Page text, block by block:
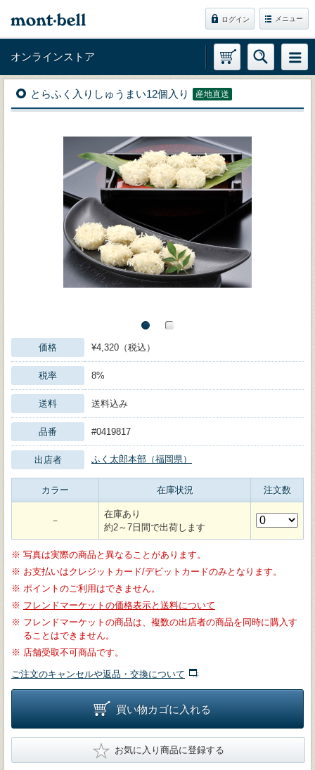
ログイン メニュー
オンラインストア
とらふく入りしゅうまい12個入り 産地直送
価格 ¥4,320（税込）
税率 8%
送料 送料込み
品番 #0419817
出店者 ふく太郎本部（福岡県）
カラー 在庫状況 注文数
－
在庫あり
約2～7日間で出荷します
※ 写真は実際の商品と異なることがあります。
※ お支払いはクレジットカード/デビットカードのみとなります。
※ ポイントのご利用はできません。
※ フレンドマーケットの価格表示と送料について
※ フレンドマーケットの商品は、複数の出店者の商品を同時に購入す
ることはできません。
※ 店舗受取不可商品です。
ご注文のキャンセルや返品・交換について
買い物カゴに入れる
★ お気に入り商品に登録する